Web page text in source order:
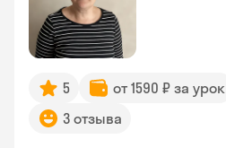
5 от 1590 ₽ за урок
3 отзыва